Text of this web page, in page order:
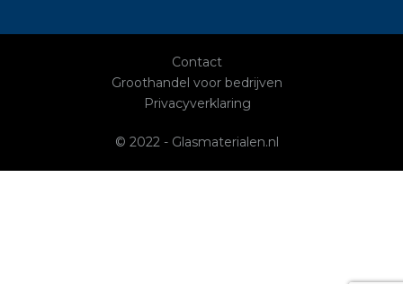
Contact
Groothandel voor bedrijven
Privacyverklaring
© 2022 - Glasmaterialen.nl